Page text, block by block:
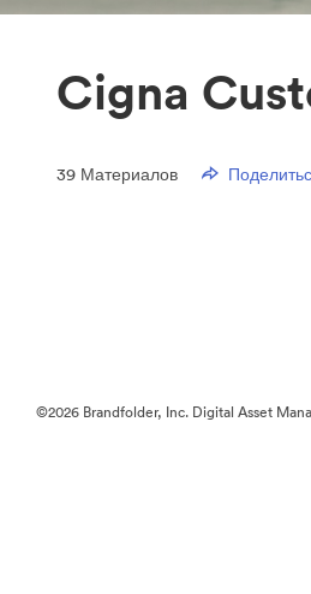
Cigna
39 Материалов
©2026 Brandfolder, Inc. Digital Asset